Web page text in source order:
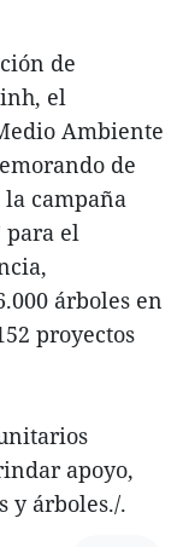
de
el
Ambiente
de
campaña
para el
árboles en
proyectos
apoyo,
y árboles./.